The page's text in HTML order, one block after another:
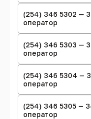
(254) 346 5302 —
оператор
(254) 346 5303 —
оператор
(254) 346 5304 —
оператор
(254) 346 5305 —
оператор